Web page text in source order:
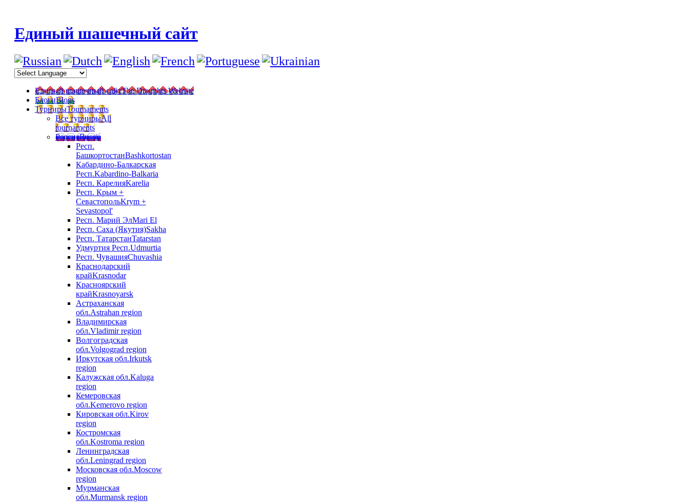
Единый шашечный сайт
Единый шашечный сайтThe Draughts Website
БлогиBlogs
ТурнирыTournaments
Все турнирыAll
tournaments
РоссияRussia
Респ.
БашкортостанBashkortostan
Кабардино-Балкарская
Респ.Kabardino-Balkaria
Респ. КарелияKarelia
Респ. Крым +
СевастопольKrym +
Sevastopol'
Респ. Марий ЭлMari El
Респ. Саха (Якутия)Sakha
Респ. ТатарстанTatarstan
Удмуртия Респ.Udmurtia
Респ. ЧувашияChuvashia
Краснодарский
крайKrasnodar
Красноярский
крайKrasnoyarsk
Астраханская
обл.Astrahan region
Владимирская
обл.Vladimir region
Волгоградская
обл.Volgograd region
Иркутская обл.Irkutsk
region
Калужская обл.Kaluga
region
Кемеровская
обл.Kemerovo region
Кировская обл.Kirov
region
Костромская
обл.Kostroma region
Ленинградская
обл.Leningrad region
Московская обл.Moscow
region
Мурманская
обл.Murmansk region